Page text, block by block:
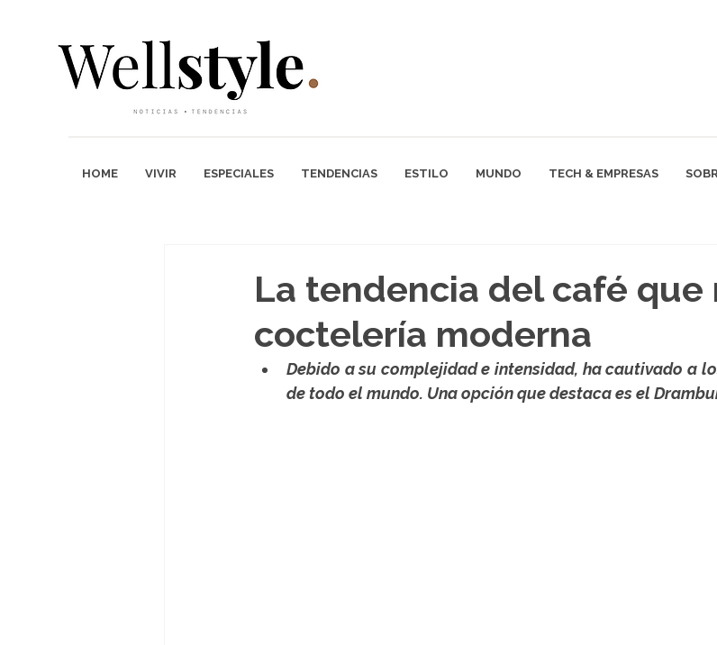
HOME VIVIR ESPECIALES TENDENCIAS ESTILO MUNDO TECH & EMPRESAS
La tendencia del café que
coctelería moderna
Debido a su complejidad e intensidad, ha cautivado a
de todo el mundo. Una opción que destaca es el